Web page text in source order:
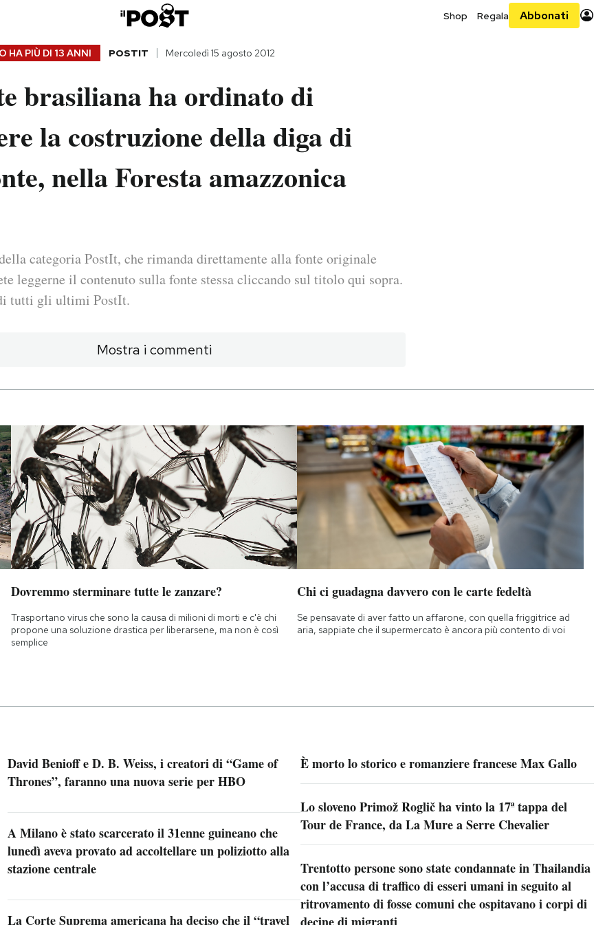
Shop Regala Abbonati
HA PIÙ DI 13 ANNI POSTIT Mercoledì 15 agosto 2012
brasiliana ha ordinato di
la costruzione della diga di
nella Foresta amazzonica
categoria PostIt, che rimanda direttamente alla fonte originale
leggerne il contenuto sulla fonte stessa cliccando sul titolo qui sopra.
tutti gli ultimi PostIt.
Mostra i commenti
Dovremmo sterminare tutte le zanzare?
Trasportano virus che sono la causa di milioni di morti e c'è chi
propone una soluzione drastica per liberarsene, ma non è così
semplice
Chi ci guadagna davvero con le carte fedeltà
Se pensavate di aver fatto un affarone, con quella friggitrice ad
aria, sappiate che il supermercato è ancora più contento di voi
David Benioff e D. B. Weiss, i creatori di “Game of
Thrones”, faranno una nuova serie per HBO
A Milano è stato scarcerato il 31enne guineano che
lunedì aveva provato ad accoltellare un poliziotto alla
stazione centrale
La Corte Suprema americana ha deciso che il “travel
È morto lo storico e romanziere francese Max Gallo
Lo sloveno Primož Roglič ha vinto la 17ª tappa del
Tour de France, da La Mure a Serre Chevalier
Trentotto persone sono state condannate in Thailandia
con l’accusa di traffico di esseri umani in seguito al
ritrovamento di fosse comuni che ospitavano i corpi di
decine di migranti